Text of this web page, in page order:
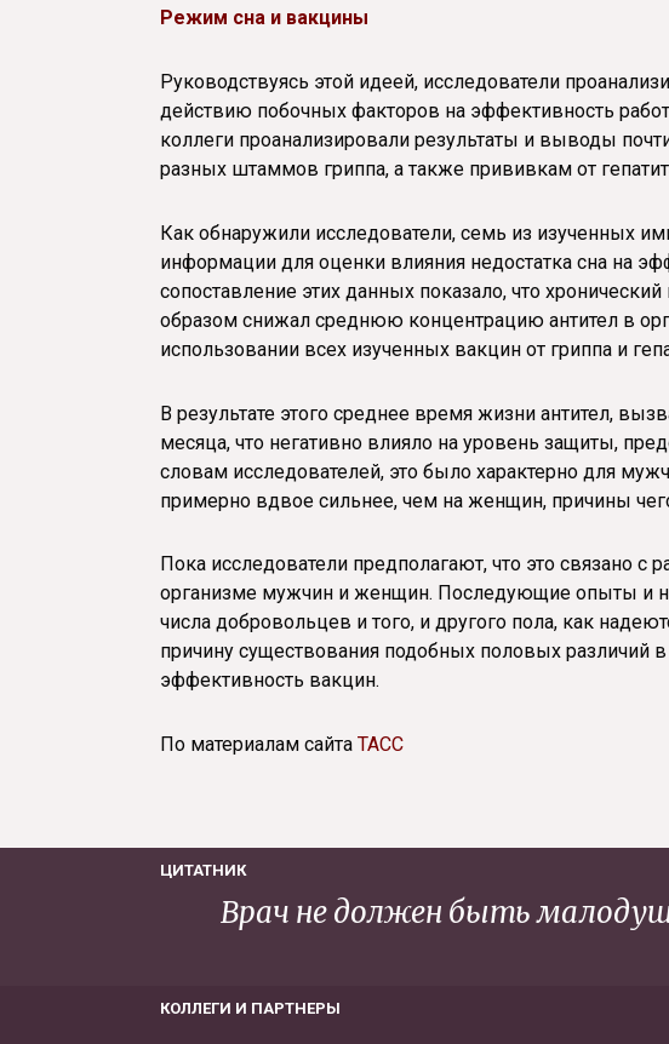
Режим сна и вакцины
Руководствуясь этой идеей, исследователи
действию побочных факторов на эффективность
коллеги проанализировали результаты и выводы
разных штаммов гриппа, а также прививкам от
Как обнаружили исследователи, семь из изученных
информации для оценки влияния недостатка сна на
сопоставление этих данных показало, что
образом снижал среднюю концентрацию антител в
использовании всех изученных вакцин от гриппа и
В результате этого среднее время жизни антител,
месяца, что негативно влияло на уровень защиты,
словам исследователей, это было характерно для
примерно вдвое сильнее, чем на женщин, причины
Пока исследователи предполагают, что это связано
организме мужчин и женщин. Последующие опыты и
числа добровольцев и того, и другого пола, как
причину существования подобных половых различий в
эффективность вакцин.
По материалам сайта ТАСС
ЦИТАТНИК
Врач не должен быть
КОЛЛЕГИ И ПАРТНЕРЫ